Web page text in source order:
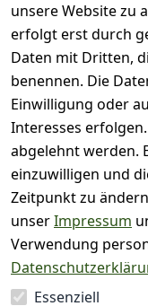
4
3
2
1
Es hat
eine
diesen
unsere Website zu
erfolgt erst durch
Daten mit Dritten,
benennen. Die
Einwilligung oder
Interesses
abgelehnt werden.
einzuwilligen und
Zeitpunkt zu
unserImpressum
Verwendung
Essenziell